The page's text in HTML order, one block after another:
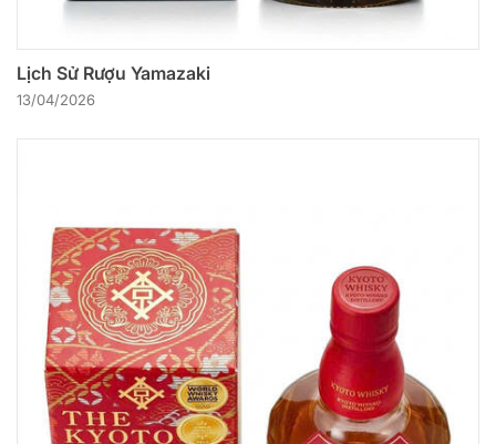
Lịch Sử Rượu Yamazaki
13/04/2026